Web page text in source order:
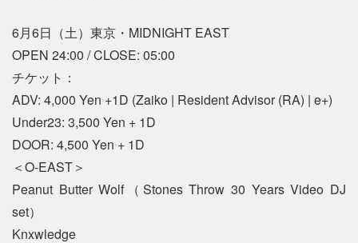
6月6日（土）東京・MIDNIGHT EAST
OPEN 24:00 / CLOSE: 05:00
チケット：
ADV: 4,000 Yen +1D (Zaiko | Resident Advisor (RA) | e+)
Under23: 3,500 Yen + 1D
DOOR: 4,500 Yen + 1D
＜O-EAST＞
Peanut Butter Wolf（Stones Throw 30 Years Video DJ
set）
Knxwledge